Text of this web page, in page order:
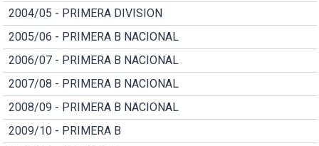
2004/05 - PRIMERA DIVISION
2005/06 - PRIMERA B NACIONAL
2006/07 - PRIMERA B NACIONAL
2007/08 - PRIMERA B NACIONAL
2008/09 - PRIMERA B NACIONAL
2009/10 - PRIMERA B